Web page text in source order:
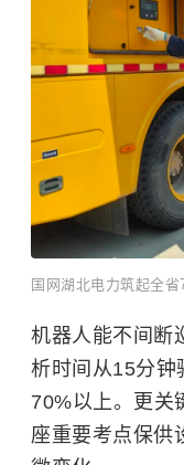
国网湖北电力筑起全省
机器人能不间断
析时间从15分钟
70%以上。更关
座重要考点保供